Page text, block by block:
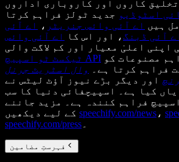
تخلیق کاروں اور کاروباری اداروں
اسٹوڈیو جدید ٹولز فراہم کرتا
ہیں اے آئی وائس جنریٹر ،
اے آئی
آئی ڈبنگ، اور اس کا
اے آئی وائس
اپنی اعلیٰ معیار اور کم لاگت والی
ٹیکسٹ ٹو اسپیچ API
فراہم کرتا ہے۔
وال اسٹریٹ جرنل
اور دیگر بڑے نیوز آؤٹ لیٹس نے
کیا ہے۔ اسپیچفائی دنیا کا سب
فراہم کنندہ ہے۔ مزید جاننے
speechify.com/news ،
speechify.com/press
فہرستِ مضامین